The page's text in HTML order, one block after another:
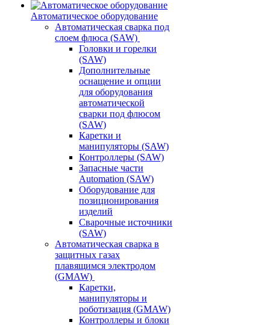
Автоматическое оборудование
Автоматическая сварка под
слоем флюса (SAW)
Головки и горелки
(SAW)
Дополнительные
оснащение и опции
для оборудования
автоматической
сварки под флюсом
(SAW)
Каретки и
манипуляторы (SAW)
Контроллеры (SAW)
Запасные части
Automation (SAW)
Оборудование для
позиционирования
изделий
Сварочные источники
(SAW)
Автоматическая сварка в
защитных газах
плавящимся электродом
(GMAW)
Каретки,
манипуляторы и
роботизация (GMAW)
Контроллеры и блоки